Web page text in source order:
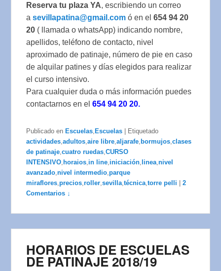
Reserva tu plaza YA, escribiendo un correo
a sevillapatina@gmail.com ó en el654 94 20
20 ( llamada o whatsApp) indicando nombre,
apellidos, teléfono de contacto, nivel
aproximado de patinaje, número de pie en caso
de alquilar patines y días elegidos para realizar
el curso intensivo.
Para cualquier duda o más información puedes
contactarnos en el654 94 20 20.
Publicado en Escuelas Escuelas
Etiquetado
actividades ,adultos ,aire libre ,aljarafe bormujos ,clases
de patinaje ,cuatro ruedas ,CURSO
INTENSIVO horaios in line iniciación linea ,nivel
avanzado ,nivel intermedio ,parque
miraflores ,precios ,roller ,sevilla ,técnica ,torre pelli |2
Comentarios ↓
HORARIOS DE ESCUELAS
DE PATINAJE 2018/19